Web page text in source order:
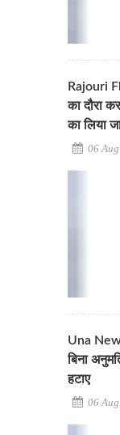
Rajouri
का दौरा
का लिया
06
Una
बिना
हटाए
06